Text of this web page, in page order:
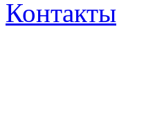
Контакты